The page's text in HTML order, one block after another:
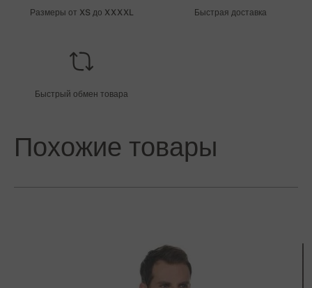
Размеры от XS до XXXXL Быстрая доставка
Быстрый обмен товара
Похожие товары